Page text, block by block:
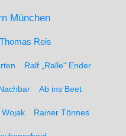
München
Thomas Reis
Ralf „Ralle“ Ender
Ab ins Beet
Rainer Tönnes